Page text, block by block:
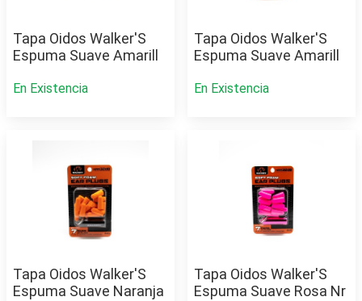
Tapa Oidos Walker'S
Espuma Suave Amarill
En Existencia
Tapa Oidos Walker'S
Espuma Suave Amarill
En Existencia
Tapa Oidos Walker'S
Espuma Suave Naranja
Tapa Oidos Walker'S
Espuma Suave Rosa Nr